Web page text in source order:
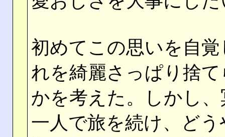
初めてこの思いを自
れを綺麗さっぱり捨
かを考えた。しかし
一人で旅を続け、ど